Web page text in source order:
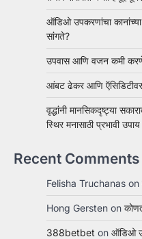
ऑडिओ उपकरणांचा कानांच्या
सांगते?
उपवास आणि वजन कमी करणे
आंबट ढेकर आणि
वृद्धांनी मानसिकदृष्ट्या
स्थिर मनासाठी प्रभावी उपाय
Recent Comments
Felisha Truchanas on
Hong Gersten on
388betbet on ऑडिओ